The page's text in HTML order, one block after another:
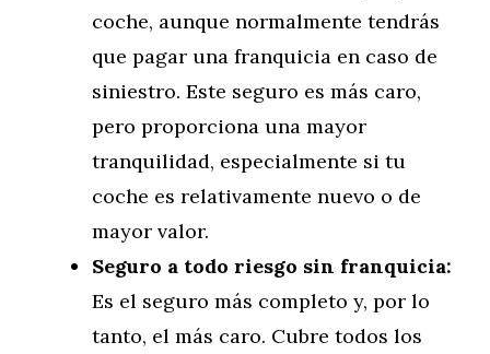
coche, aunque normalmente tendrás
que pagar una franquicia en caso de
siniestro. Este seguro es más caro,
pero proporciona una mayor
tranquilidad, especialmente si tu
coche es relativamente nuevo o de
mayor valor.
Seguro a todo riesgo sin franquicia:
Es el seguro más completo y, por lo
tanto, el más caro. Cubre todos los